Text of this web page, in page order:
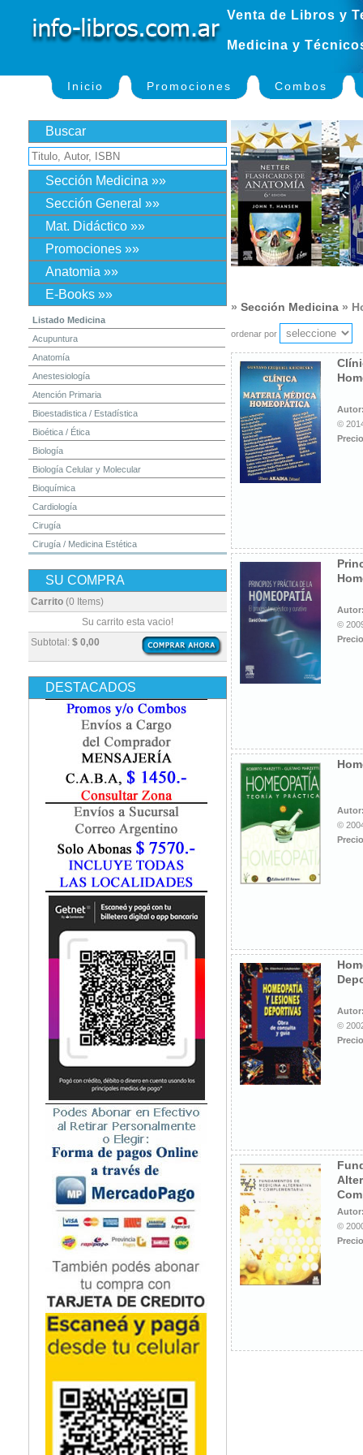
Venta de Libros y
Medicina y
Inicio Promociones Combos
Buscar
Sección Medicina »»
Sección General »»
Mat. Didáctico »»
Promociones »»
Anatomia »»
E-Books »»
Listado Medicina
Acupuntura
Anatomía
Anestesiología
Atención Primaria
Bioestadistica / Estadística
Bioética / Ética
Biología
Biología Celular y Molecular
Bioquímica
Cardiología
Cirugía
Cirugía / Medicina Estética
Dermatología
Diagnóstico por Imagen / Radiología
Embriología
Enfermería
Epidemiología
Farmacia / Farmacología
Fisiatría / Kinesiología
Fisiología / Fisiopatología
Fonoaudiología
Gastroenterología
Geriatría
Ginecología / Obstetricia
Hematología
Histología
Homeopatía
Infectología
Inmunología
Instrumentación Quirurgica
Medicina del Deporte / Rehabilitación
Medicina Emergencias / Urgencias
Medicina Forense / Legal
Medicina General
Medicina Interna
Microbiología
Nefrología
Neonatología / Pediatría
Neumología
Neuroanatomía / Neurociencia
Neurocirugía
Neurología
Nutrición
Odontología
Oftalmología
Oncología / Cuidados Paliativos
Ortopedía / Traumatología
Osteopatía
Otorrinolaringología
Podología
Psicología
Psiquiatría
Química
SU COMPRA
Carrito (0 Items)
Subtotal: $ 0,00
Su carrito esta vacio!
DESTACADOS
» Sección Medicina »
ordenar por
©
©
©
©
©